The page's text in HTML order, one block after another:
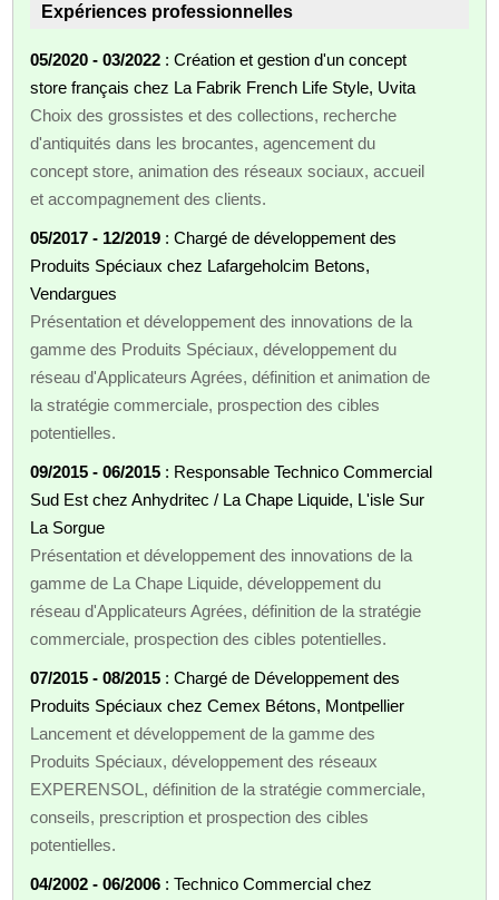
Expériences professionnelles
05/2020 - 03/2022 : Création et gestion d'un concept
store français chez La Fabrik French Life Style, Uvita
Choix des grossistes et des collections, recherche
d'antiquités dans les brocantes, agencement du
concept store, animation des réseaux sociaux, accueil
et accompagnement des clients.
05/2017 - 12/2019 : Chargé de développement des
Produits Spéciaux chez Lafargeholcim Betons,
Vendargues
Présentation et développement des innovations de la
gamme des Produits Spéciaux, développement du
réseau d'Applicateurs Agrées, définition et animation de
la stratégie commerciale, prospection des cibles
potentielles.
09/2015 - 06/2015 : Responsable Technico Commercial
Sud Est chez Anhydritec / La Chape Liquide, L'isle Sur
La Sorgue
Présentation et développement des innovations de la
gamme de La Chape Liquide, développement du
réseau d'Applicateurs Agrées, définition de la stratégie
commerciale, prospection des cibles potentielles.
07/2015 - 08/2015 : Chargé de Développement des
Produits Spéciaux chez Cemex Bétons, Montpellier
Lancement et développement de la gamme des
Produits Spéciaux, développement des réseaux
EXPERENSOL, définition de la stratégie commerciale,
conseils, prescription et prospection des cibles
potentielles.
04/2002 - 06/2006 : Technico Commercial chez